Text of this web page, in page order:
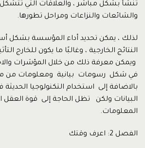
تنشأ بشكل مباشر ، والعلاقات التي
والشائعات والنزاعات ومراحل تطورها.
لذلك ، يمكن تحديد أداء المؤسسة بشكل
النتائج الخارجية ، وغالبًا ما يكون للخارج
ويمكن معرفة ذلك من خلال المؤشرات
في شكل رسومات بيانية ومعلومات من
بالاضافة إلى استخدام التكنولوجيا
البيانات ولكن تظل الحاجة إلى قوة
المعلومات.
الفصل 2: ​​اعرف وقتك